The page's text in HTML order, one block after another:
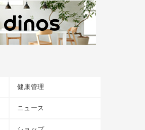
健康管理
ニュース